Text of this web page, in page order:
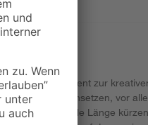
von Kosche dient zur
vielseitig einsetzen, vor
eine individuelle Länge